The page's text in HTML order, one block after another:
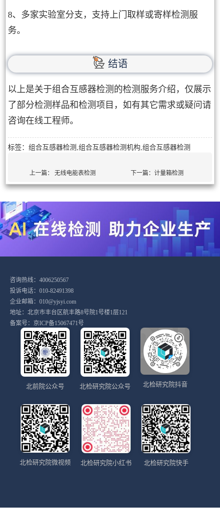
8、多家实验室分支，支持上门取样或寄样检测服
务。
结语
以上是关于组合互感器检测的检测服务介绍，仅展示
了部分检测样品和检测项目，如有其它需求或疑问请
咨询在线工程师。
标签：组合互感器检测,组合互感器检测机构,组合互感器检测
上一篇：无线电能表检测 下一篇：计量箱检测
咨询热线：4006250567
投诉电话：010-82491398
企业邮箱：010@yjsyi.com
地址：北京市丰台区航丰路8号院1号楼1层121
备案号： 京ICP备15067471号
北前院公众号 北检研究院公众号 北检研究院抖音
北检研究院微视频 北检研究院小红书 北检研究院快手